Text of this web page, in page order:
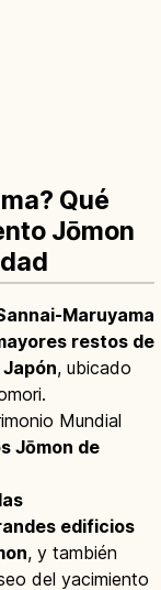
Qué
Jōmon
Maruyama
restos de
, ubicado
Mundial
Jōmon de
edificios
, y también
del yacimiento